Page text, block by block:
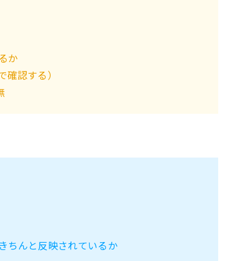
か
認する）
んと反映されているか